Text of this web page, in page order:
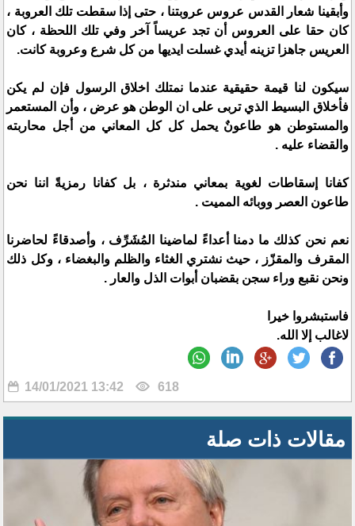
وأبقينا شعار القدس عروس عروبتنا ، حتى إذا سقطت تلك العروبة ،
كان حقا على العروس أن تجد عريساً آخر وفي تلك اللحظة ، كان
العريس جاهزا تزينه أيدي غسلت ايديها من كل شرع وعروبة كانت.
سيكون لنا قيمة حقيقية عندما نمتلك اخلاق الرسول فإن لم يكن
فأخلاق البسيط الذي تربى على ان الوطن هو عرض ، وأن المستعمر
والمستوطن هو طاعونٌ يحمل كل كل المعاني من أجل محاربته
والقضاء عليه .
كفانا إسقاطات لغوية بمعاني مندثرة ، بل كفانا رمزيةً اننا نحن
طاعون العصر ووبائه المميت .
نعم نحن كذلك ما دمنا أعداءً لماضينا المُشَرِّف ، وأصدقاءً لحاضرنا
المقرف والمقزّز ، حيث نشتري الغثاء والظلم والبغضاء ، وكل ذلك
ونحن نقبع وراء سجن بقضبان أبوات الذل والعار .
فاستبشروا خيرا
لاغالب إلا الله.
14/01/2021 13:42 618
مقالات ذات صلة